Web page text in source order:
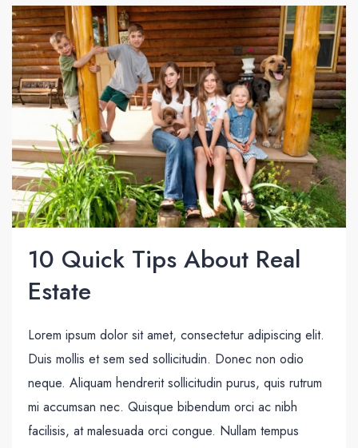
10 Quick Tips About Real
Estate
Lorem ipsum dolor sit amet, consectetur adipiscing elit.
Duis mollis et sem sed sollicitudin. Donec non odio
neque. Aliquam hendrerit sollicitudin purus, quis rutrum
mi accumsan nec. Quisque bibendum orci ac nibh
facilisis, at malesuada orci congue. Nullam tempus